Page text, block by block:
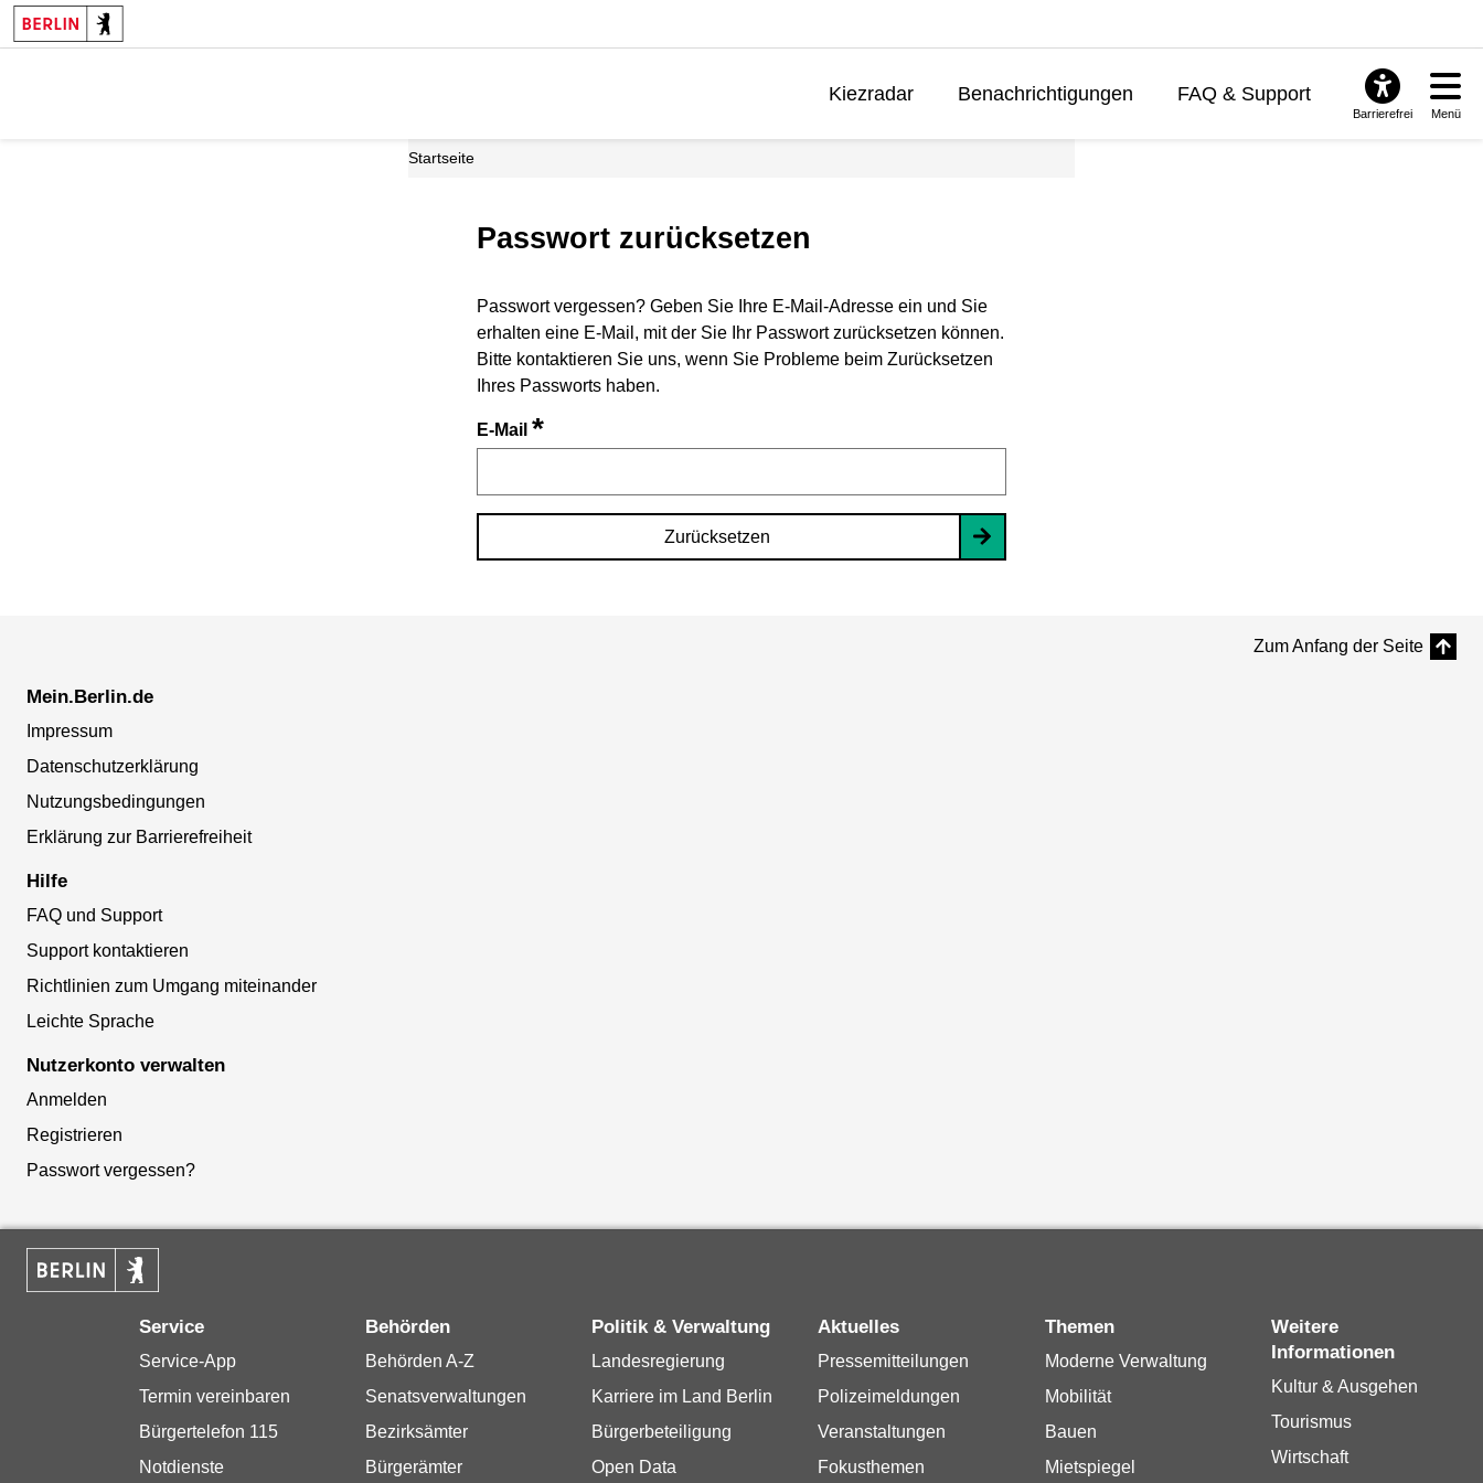
Kiezradar Benachrichtigungen FAQ & Support
Barrierefrei Menü
Startseite
Passwort zurücksetzen
Passwort vergessen? Geben Sie Ihre E-Mail-Adresse ein und Sie
erhalten eine E-Mail, mit der Sie Ihr Passwort zurücksetzen können.
Bitte kontaktieren Sie uns, wenn Sie Probleme beim Zurücksetzen
Ihres Passworts haben.
E-Mail *
Zurücksetzen
Zum Anfang der Seite
Mein.Berlin.de
Impressum
Datenschutzerklärung
Nutzungsbedingungen
Erklärung zur Barrierefreiheit
Hilfe
FAQ und Support
Support kontaktieren
Richtlinien zum Umgang miteinander
Leichte Sprache
Nutzerkonto verwalten
Anmelden
Registrieren
Passwort vergessen?
Service
Service-App
Termin vereinbaren
Bürgertelefon 115
Notdienste
Behörden
Behörden A-Z
Senatsverwaltungen
Bezirksämter
Bürgerämter
Politik & Verwaltung
Landesregierung
Karriere im Land Berlin
Bürgerbeteiligung
Open Data
Aktuelles
Pressemitteilungen
Polizeimeldungen
Veranstaltungen
Fokusthemen
Themen
Moderne Verwaltung
Mobilität
Bauen
Mietspiegel
Weitere
Informationen
Kultur & Ausgehen
Tourismus
Wirtschaft